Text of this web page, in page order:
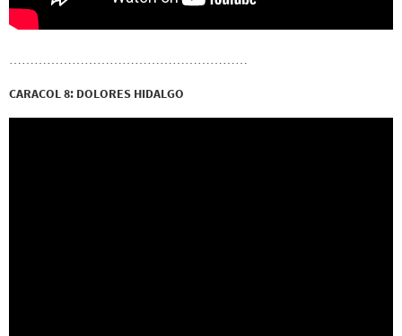
…………………………………………………
CARACOL 8: DOLORES HIDALGO